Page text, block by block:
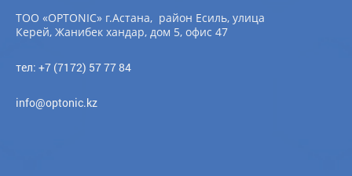
ТОО «OPTONIC» г.Астана, район Есиль, улица
Керей, Жанибек хандар, дом 5, офис 47
тел: +7 (7172) 57 77 84
info@optonic.kz